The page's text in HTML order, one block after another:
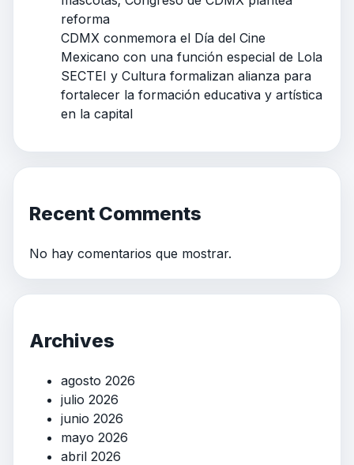
reforma
CDMX conmemora el Día del Cine
Mexicano con una función especial de Lola
SECTEI y Cultura formalizan alianza para
fortalecer la formación educativa y artística
en la capital
Recent Comments
No hay comentarios que mostrar.
Archives
agosto 2026
julio 2026
junio 2026
mayo 2026
abril 2026